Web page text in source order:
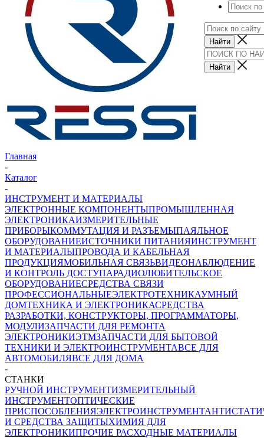
Главная
-
Каталог
-
ИНСТРУМЕНТ И МАТЕРИАЛЫ
ЭЛЕКТРОННЫЕ КОМПОНЕНТЫПРОМЫШЛЕННАЯ
ЭЛЕКТРОНИКАИЗМЕРИТЕЛЬНЫЕ
ПРИБОРЫКОММУТАЦИЯ И РАЗЪЕМЫПАЯЛЬНОЕ
ОБОРУДОВАНИЕИСТОЧНИКИ ПИТАНИЯИНСТРУМЕНТ
И МАТЕРИАЛЫПРОВОДА И КАБЕЛЬНАЯ
ПРОДУКЦИЯМОБИЛЬНАЯ СВЯЗЬВИДЕОНАБЛЮДЕНИЕ
И КОНТРОЛЬ ДОСТУПАРАДИОЛЮБИТЕЛЬСКОЕ
ОБОРУДОВАНИЕСРЕДСТВА СВЯЗИ
ПРОФЕССИОНАЛЬНЫЕЭЛЕКТРОТЕХНИКАУМНЫЙ
ДОМТЕХНИКА И ЭЛЕКТРОНИКАСРЕДСТВА
РАЗРАБОТКИ, КОНСТРУКТОРЫ, ПРОГРАММАТОРЫ,
МОДУЛИЗАПЧАСТИ ДЛЯ РЕМОНТА
ЭЛЕКТРОНИКИЭТМЗАПЧАСТИ ДЛЯ БЫТОВОЙ
ТЕХНИКИ И ЭЛЕКТРОИНСТРУМЕНТАВСЕ ДЛЯ
АВТОМОБИЛЯВСЕ ДЛЯ ДОМА
-
СТАНКИ
РУЧНОЙ ИНСТРУМЕНТИЗМЕРИТЕЛЬНЫЙ
ИНСТРУМЕНТОПТИЧЕСКИЕ
ПРИСПОСОБЛЕНИЯЭЛЕКТРОИНСТРУМЕНТ
И СРЕДСТВА ЗАЩИТЫХИМИЯ ДЛЯ
ЭЛЕКТРОНИКИПРОЧИЕ РАСХОДНЫЕ МАТЕРИАЛЫ